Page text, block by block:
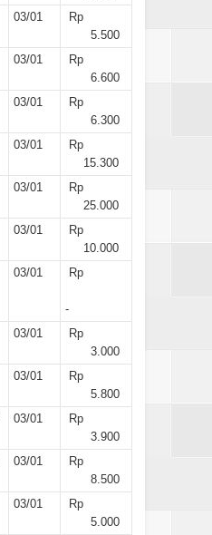
03/01
Rp
5.500
03/01
Rp
6.600
03/01
Rp
6.300
03/01
Rp
15.300
03/01
Rp
25.000
03/01
Rp
10.000
03/01 Rp
-
03/01
Rp
3.000
03/01
Rp
5.800
03/01
Rp
3.900
03/01
Rp
8.500
03/01
Rp
5.000